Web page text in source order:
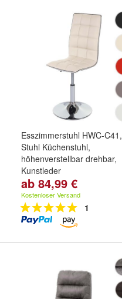
Esszimmerstuhl HWC-C41,
Stuhl Küchenstuhl,
höhenverstellbar drehbar,
Kunstleder
Variante:Creme
undweitere ...
ab 84,99 €
Kostenloser Versand
1